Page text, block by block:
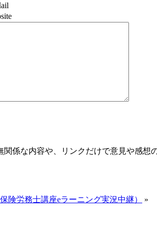
係な内容や、リンクだけで意見や感想
労務士講座eラーニング実況中継）
»